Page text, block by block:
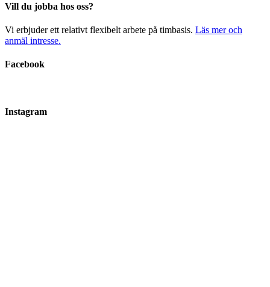
Vill du jobba hos oss?
Vi erbjuder ett relativt flexibelt arbete på timbasis. Läs mer och
anmäl intresse.
Facebook
Instagram